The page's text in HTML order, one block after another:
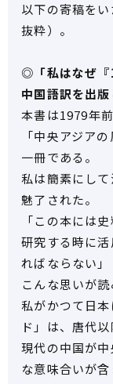
以下の寄稿を
抜粋）。
◎「私はなぜ『
中国語訳を出版
本書は1979年
「中央アジア
一冊である。
私は簡素にし
魅了された。
「この本には
研究する時に
ればならない」
こんな思いが
私がかつて日
ド」は、唐代
現代の中国が
な意味合いが含